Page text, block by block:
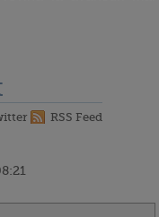
RSS Feed